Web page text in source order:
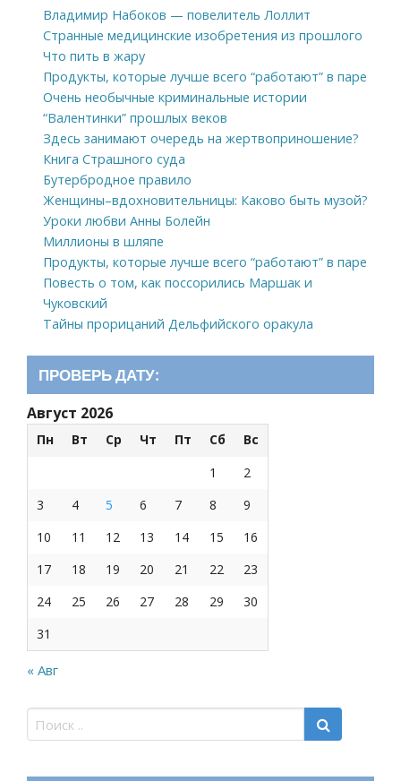
Владимир Набоков — повелитель Лоллит
Странные медицинские изобретения из прошлого
Что пить в жару
Продукты, которые лучше всего “работают” в паре
Очень необычные криминальные истории
“Валентинки” прошлых веков
Здесь занимают очередь на жертвоприношение?
Книга Страшного суда
Бутербродное правило
Женщины–вдохновительницы: Каково быть музой?
Уроки любви Анны Болейн
Миллионы в шляпе
Продукты, которые лучше всего “работают” в паре
Повесть о том, как поссорились Маршак и
Чуковский
Тайны прорицаний Дельфийского оракула
ПРОВЕРЬ ДАТУ:
Август 2026
Пн Вт Ср Чт Пт Сб
Вс
1
2
3
4 5 6 7 8
9
10
11 12 13 14 15
16
17
18 19 20 21 22
23
24
25 26 27 28 29
30
31
« Авг